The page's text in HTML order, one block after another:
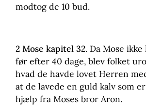
modtog de 10 bud.
2 Mose kapitel 32. Da Mose
før efter 40 dage, blev folket
hvad de havde lovet Herren
at de lavede en guld kalv som
hjælp fra Moses bror Aron.